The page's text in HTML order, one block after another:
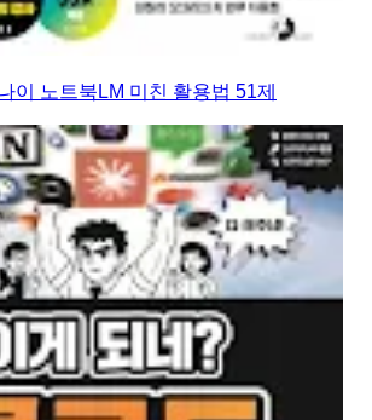
이 노트북LM 미친 활용법 51제